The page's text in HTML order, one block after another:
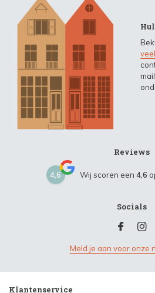
Reviews
4,6 Wij scoren een 4,6
Socials
Meld je aan voor onze
Klantenservice